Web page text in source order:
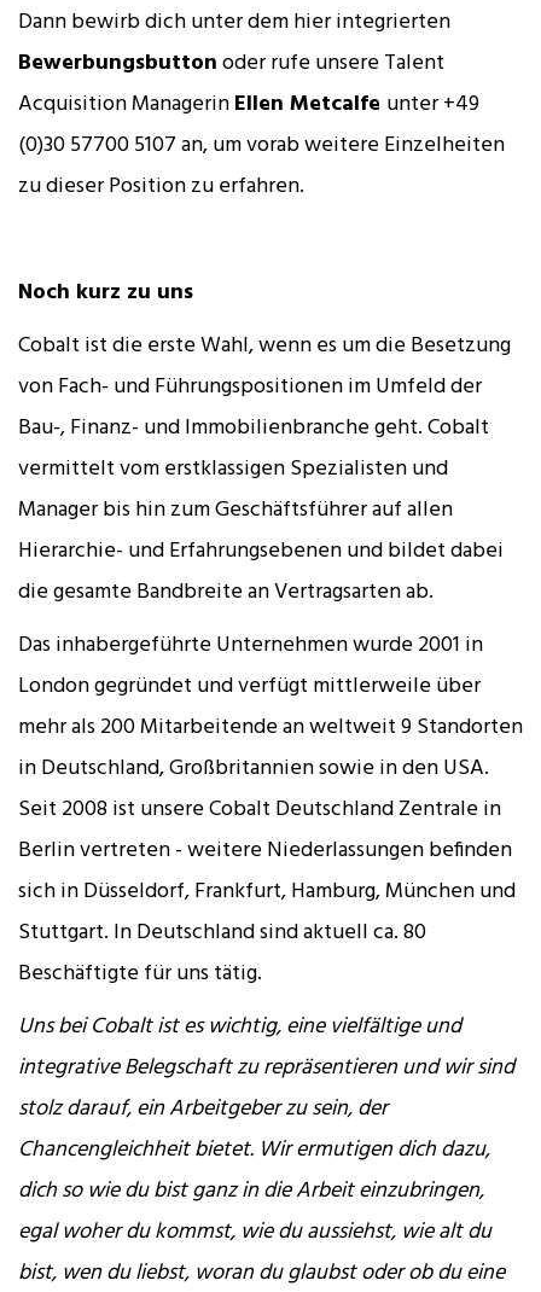
Dann bewirb dich unter dem hier integrierten
Bewerbungsbuttonoder rufe unsere Talent
Acquisition ManagerinEllen Metcalfe unter +49
(0)30 57700 5107 an, um vorab weitere Einzelheiten
zu dieser Position zu erfahren.
Noch kurz zu uns
Cobalt ist die erste Wahl, wenn es um die Besetzung
von Fach- und Führungspositionen im Umfeld der
Bau-, Finanz- und Immobilienbranche geht. Cobalt
vermittelt vom erstklassigen Spezialisten und
Manager bis hin zum Geschäftsführer auf allen
Hierarchie- und Erfahrungsebenen und bildet dabei
die gesamte Bandbreite an Vertragsarten ab.
Das inhabergeführte Unternehmen wurde 2001 in
London gegründet und verfügt mittlerweile über
mehr als 200 Mitarbeitende an weltweit 9 Standorten
in Deutschland, Großbritannien sowie in den USA.
Seit 2008 ist unsere Cobalt Deutschland Zentrale in
Berlin vertreten - weitere Niederlassungen befinden
sich in Düsseldorf, Frankfurt, Hamburg, München und
Stuttgart. In Deutschland sind aktuell ca. 80
Beschäftigte für uns tätig.
Uns bei Cobalt ist es wichtig, eine vielfältige und
integrative Belegschaft zu repräsentieren und wir sind
stolz darauf, ein Arbeitgeber zu sein, der
Chancengleichheit bietet. Wir ermutigen dich dazu,
dich so wie du bist ganz in die Arbeit einzubringen,
egal woher du kommst, wie du aussiehst, wie alt du
bist, wen du liebst, woran du glaubst oder ob du eine